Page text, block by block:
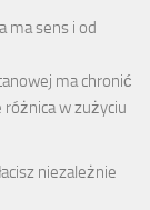
ma sens i od
ma chronić
w zużyciu
niezależnie